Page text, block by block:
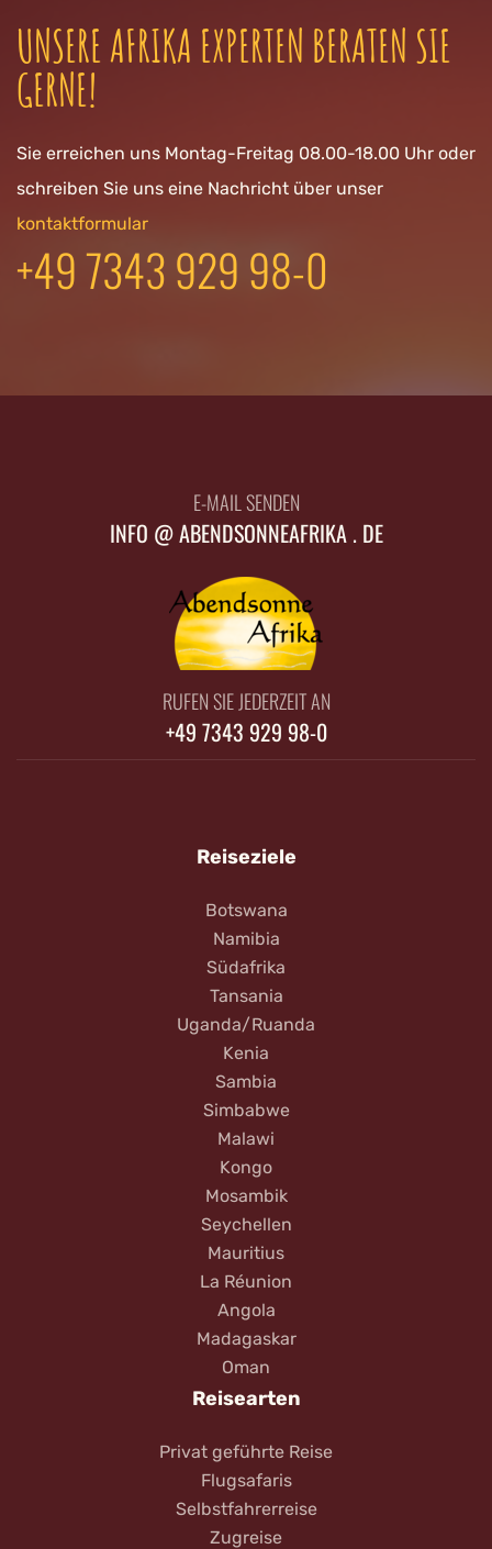
UNSERE AFRIKA EXPERTEN BERATEN SIE
GERNE!
Sie erreichen uns Montag-Freitag 08.00-18.00 Uhr oder
schreiben Sie uns eine Nachricht über unser
kontaktformular
+49 7343 929 98-0
E-MAIL SENDEN
INFO @ ABENDSONNEAFRIKA . DE
RUFEN SIE JEDERZEIT AN
+49 7343 929 98-0
Reiseziele
Botswana
Namibia
Südafrika
Tansania
Uganda/Ruanda
Kenia
Sambia
Simbabwe
Malawi
Kongo
Mosambik
Seychellen
Mauritius
La Réunion
Angola
Madagaskar
Oman
Reisearten
Privat geführte Reise
Flugsafaris
Selbstfahrerreise
Zugreise